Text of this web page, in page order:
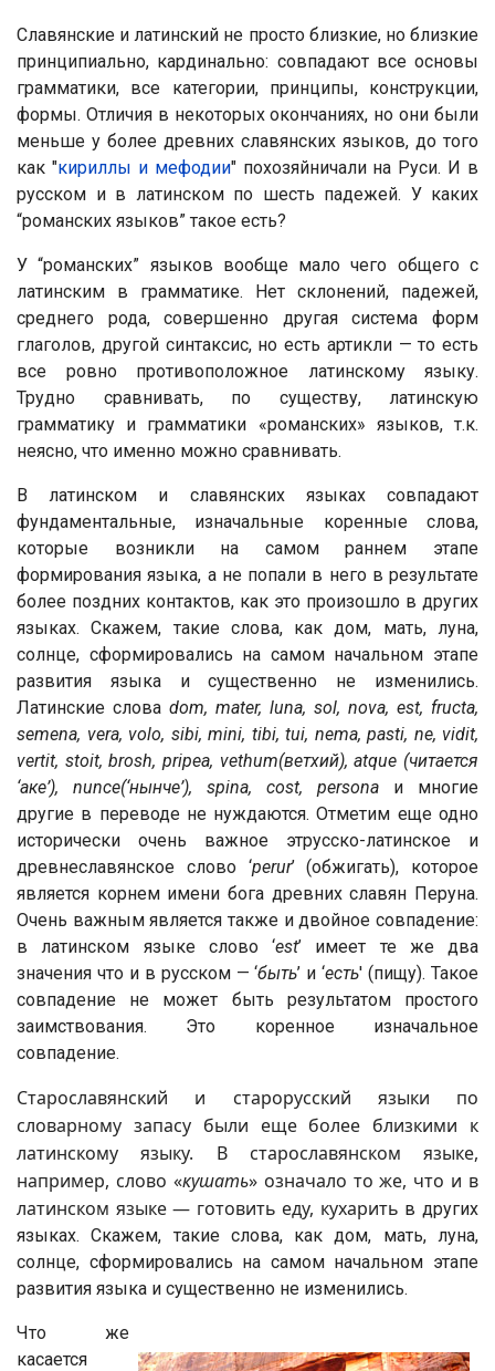
Славянские и латинский не просто близкие, но близкие
принципиально, кардинально: совпадают все основы
грамматики, все категории, принципы, конструкции,
формы. Отличия в некоторых окончаниях, но они были
меньше у более древних славянских языков, до того
как "кириллы и мефодии" похозяйничали на Руси. И в
русском и в латинском по шесть падежей. У каких
“романских языков” такое есть?
У “романских” языков вообще мало чего общего с
латинским в грамматике. Нет склонений, падежей,
среднего рода, совершенно другая система форм
глаголов, другой синтаксис, но есть артикли — то есть
все ровно противоположное латинскому языку.
Трудно сравнивать, по существу, латинскую
грамматику и грамматики «романских» языков, т.к.
неясно, что именно можно сравнивать.
В латинском и славянских языках совпадают
фундаментальные, изначальные коренные слова,
которые возникли на самомраннем этапе
формирования языка, а не попали в него в результате
более поздних контактов, как это произошло в других
языках. Скажем, такие слова, как дом, мать, луна,
солнце, сформировались на самом начальном этапе
развития языка и существенно не изменились.
Латинские слова dom, mater, luna, sol, nova, est, fructa,
semena, vera, volo, sibi, mini, tibi, tui, nema, pasti, ne, vidit,
vertit, stoit, brosh, pripea, vethum(ветхий), atque (читается
‘аке’), nunce(‘нынче’), spina, cost, persona и многие
другие в переводе не нуждаются. Отметим еще одно
исторически очень важное этрусско-латинское и
древнеславянское слово ‘perur’ (обжигать), которое
является корнем имени бога древних славян Перуна.
Очень важным является также и двойное совпадение:
в латинском языке слово ‘est’ имеет те же два
значения что и в русском — ‘быть’ и ‘есть' (пищу). Такое
совпадение не может быть результатом простого
заимствования. Это коренное изначальное
совпадение.
Старославянский и старорусский языки по
словарному запасу были еще более близкими к
латинскому языку. В старославянском языке,
например, слово «кушать» означало то же, что и в
латинском языке — готовить еду, кухарить в других
языках. Скажем, такие слова, как дом, мать, луна,
солнце, сформировались на самом начальном этапе
развития языка и существенно не изменились.
Что же
касается